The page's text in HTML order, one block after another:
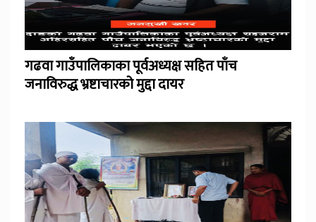
गढवा गाउँपालिकाका पूर्वअध्यक्ष सहित पाँच
जनाविरुद्ध भ्रष्टाचारको मुद्दा दायर